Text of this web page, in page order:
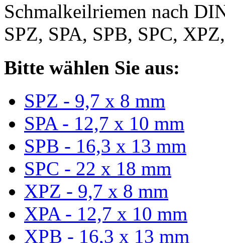
Schmalkeilriemen nach
SPZ, SPA, SPB, SPC,
Bitte wählen Sie aus:
SPZ - 9,7 x 8 mm
SPA - 12,7 x 10 mm
SPB - 16,3 x 13 mm
SPC - 22 x 18 mm
XPZ - 9,7 x 8 mm
XPA - 12,7 x 10 mm
XPB - 16,3 x 13 mm